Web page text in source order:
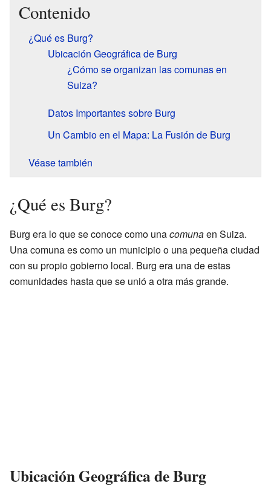
Contenido
¿Qué es Burg?
Ubicación Geográfica de Burg
¿Cómo se organizan las comunas en
Suiza?
Datos Importantes sobre Burg
Un Cambio en el Mapa: La Fusión de Burg
Véase también
¿Qué es Burg?
Burg era lo que se conoce como unacomunaen Suiza.
Una comuna es como un municipio o una pequeña ciudad
con su propio gobierno local. Burg era una de estas
comunidades hasta que se unió a otra más grande.
Ubicación Geográfica de Burg